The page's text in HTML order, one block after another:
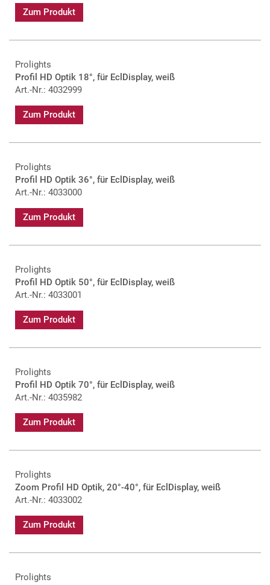
Zum Produkt
Prolights
Profil HD Optik 18°, für EclDisplay, weiß
Art.-Nr.: 4032999
Zum Produkt
Prolights
Profil HD Optik 36°, für EclDisplay, weiß
Art.-Nr.: 4033000
Zum Produkt
Prolights
Profil HD Optik 50°, für EclDisplay, weiß
Art.-Nr.: 4033001
Zum Produkt
Prolights
Profil HD Optik 70°, für EclDisplay, weiß
Art.-Nr.: 4035982
Zum Produkt
Prolights
Zoom Profil HD Optik, 20°-40°, für EclDisplay, weiß
Art.-Nr.: 4033002
Zum Produkt
Prolights